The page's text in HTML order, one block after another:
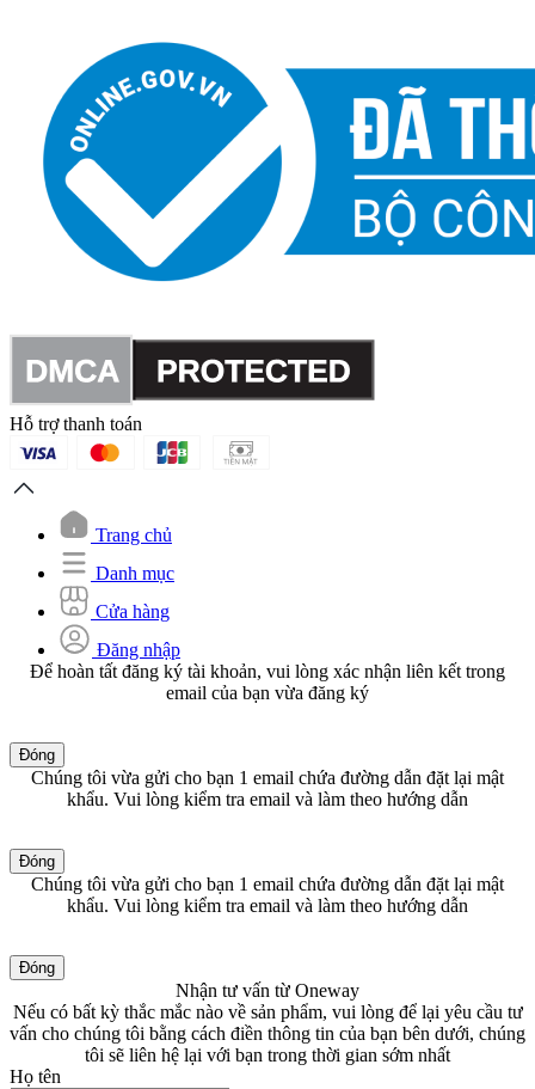
Hỗ trợ thanh toán
Trang chủ
Danh mục
Cửa hàng
Đăng nhập
Để hoàn tất đăng ký tài khoản, vui lòng xác nhận liên kết trong
email của bạn vừa đăng ký
Đóng
Chúng tôi vừa gửi cho bạn 1 email chứa đường dẫn đặt lại mật
khẩu. Vui lòng kiểm tra email và làm theo hướng dẫn
Đóng
Chúng tôi vừa gửi cho bạn 1 email chứa đường dẫn đặt lại mật
khẩu. Vui lòng kiểm tra email và làm theo hướng dẫn
Đóng
Nhận tư vấn từ Oneway
Nếu có bất kỳ thắc mắc nào về sản phẩm, vui lòng để lại yêu cầu tư
vấn cho chúng tôi bằng cách điền thông tin của bạn bên dưới, chúng
tôi sẽ liên hệ lại với bạn trong thời gian sớm nhất
Họ tên